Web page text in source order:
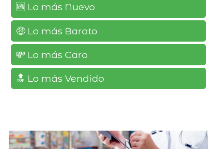
🆕️ Lo más Nuevo
🤑 Lo más Barato
💸 Lo más Caro
🔝 Lo más Vendido